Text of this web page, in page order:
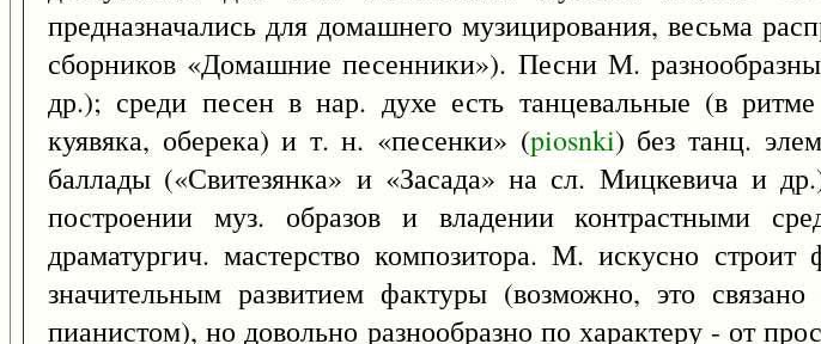
предназначались для домашнего музицирования, весьма
сборников «Домашние песенники»). Песни М.
др.); среди песен в нар. духе есть танцевальные (в
куявяка, оберека) и т. н. «песенки» (piosnki) без танц.
баллады («Свитезянка» и «Засада» на сл. Мицкевича и
построении муз. образов и владении контрастными
драматургич. мастерство композитора. М. искусно
значительным развитием фактуры (возможно, это
пианистом), но довольно разнообразно по характеру - от